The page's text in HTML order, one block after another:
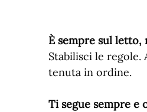
È sempre sul letto,
Stabilisci le regole.
tenuta in ordine.
Ti segue sempre e